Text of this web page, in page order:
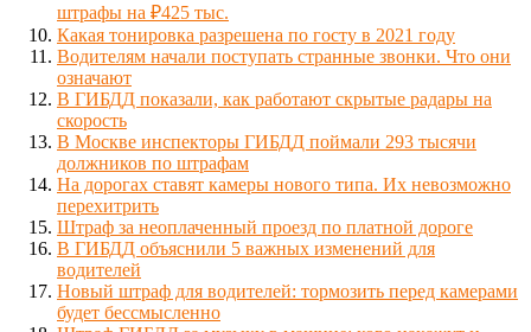
штрафы на ₽425 тыс.
Какая тонировка разрешена по госту в 2021 году
Водителям начали поступать странные звонки. Что они
означают
В ГИБДД показали, как работают скрытые радары на
скорость
В Москве инспекторы ГИБДД поймали 293 тысячи
должников по штрафам
На дорогах ставят камеры нового типа. Их невозможно
перехитрить
Штраф за неоплаченный проезд по платной дороге
В ГИБДД объяснили 5 важных изменений для
водителей
Новый штраф для водителей: тормозить перед камерами
будет бессмысленно